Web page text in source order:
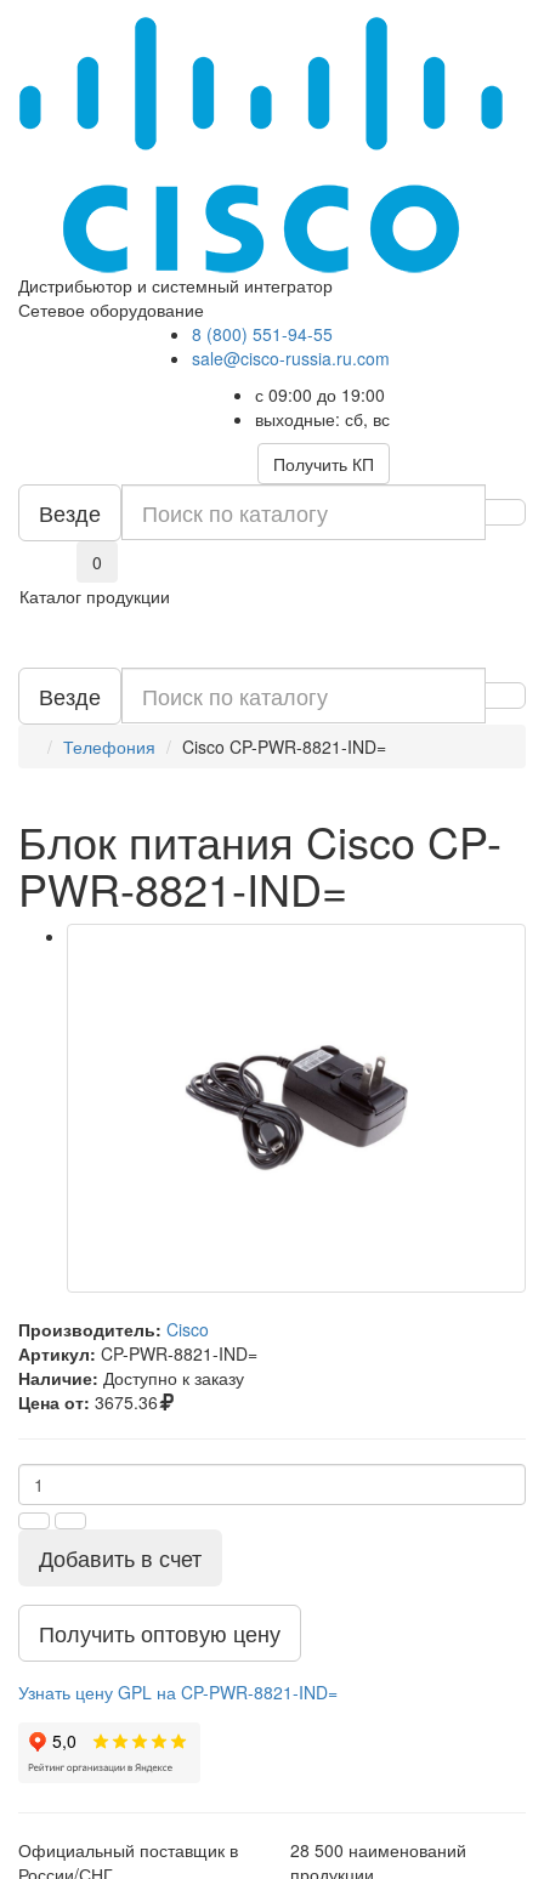
Дистрибьютор и системный интегратор
Сетевое оборудование
8 (800) 551-94-55
sale@cisco-russia.ru.com
с 09:00 до 19:00
выходные: сб, вс
Получить КП
Везде
0
Каталог продукции
Везде
Телефония Cisco CP-PWR-8821-IND=
Блок питания Cisco CP-
PWR-8821-IND=
Производитель: Cisco
Артикул: CP-PWR-8821-IND=
Наличие: Доступно к заказу
Цена от: 3675.36
Добавить в счет
Получить оптовую цену
Узнать цену GPL на CP-PWR-8821-IND=
Официальный поставщик в
28 500 наименований